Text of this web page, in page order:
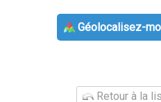
principalement en ligne via
Concernant
disponible sur le marché.